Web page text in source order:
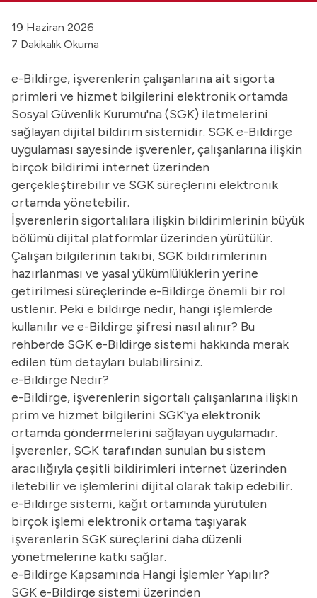
19 Haziran 2026
7 Dakikalık Okuma
e-Bildirge, işverenlerin çalışanlarına ait sigorta
primleri ve hizmet bilgilerini elektronik ortamda
Sosyal Güvenlik Kurumu'na (SGK) iletmelerini
sağlayan dijital bildirim sistemidir. SGK e-Bildirge
uygulaması sayesinde işverenler, çalışanlarına ilişkin
birçok bildirimi internet üzerinden
gerçekleştirebilir ve SGK süreçlerini elektronik
ortamda yönetebilir.
İşverenlerin sigortalılara ilişkin bildirimlerinin büyük
bölümü dijital platformlar üzerinden yürütülür.
Çalışan bilgilerinin takibi, SGK bildirimlerinin
hazırlanması ve yasal yükümlülüklerin yerine
getirilmesi süreçlerinde e-Bildirge önemli bir rol
üstlenir. Peki e bildirge nedir, hangi işlemlerde
kullanılır ve e-Bildirge şifresi nasıl alınır? Bu
rehberde SGK e-Bildirge sistemi hakkında merak
edilen tüm detayları bulabilirsiniz.
e-Bildirge Nedir?
e-Bildirge, işverenlerin sigortalı çalışanlarına ilişkin
prim ve hizmet bilgilerini SGK'ya elektronik
ortamda göndermelerini sağlayan uygulamadır.
İşverenler, SGK tarafından sunulan bu sistem
aracılığıyla çeşitli bildirimleri internet üzerinden
iletebilir ve işlemlerini dijital olarak takip edebilir.
e-Bildirge sistemi, kağıt ortamında yürütülen
birçok işlemi elektronik ortama taşıyarak
işverenlerin SGK süreçlerini daha düzenli
yönetmelerine katkı sağlar.
e-Bildirge Kapsamında Hangi İşlemler Yapılır?
SGK e-Bildirge sistemi üzerinden